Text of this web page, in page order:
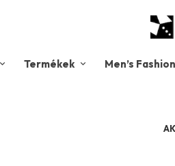
Termékek Men’s